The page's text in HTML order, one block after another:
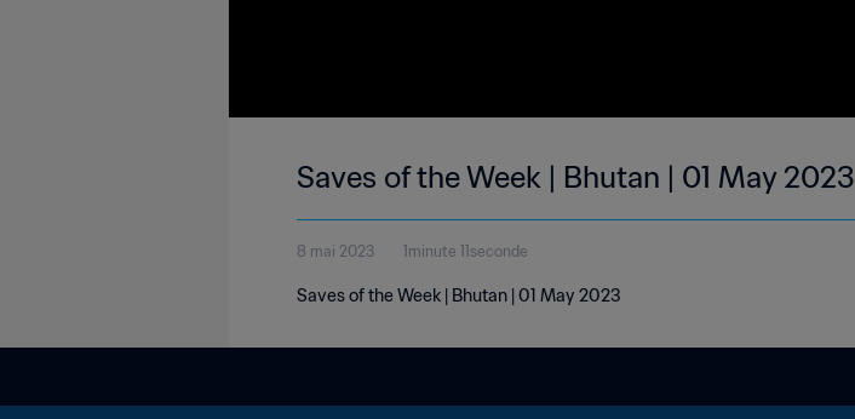
Saves of the Week | Bhutan | 01 May 2023
8 mai 2023 1minute 11seconde
Saves of the Week | Bhutan | 01 May 2023